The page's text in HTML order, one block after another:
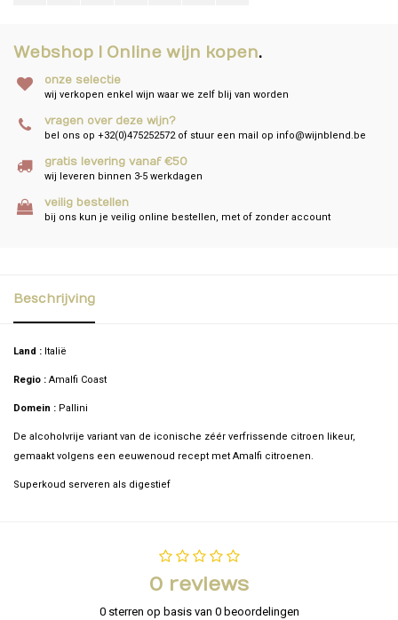
Webshop I Online wijn kopen.
onze selectie
wij verkopen enkel wijn waar we zelf blij van worden
vragen over deze wijn?
bel ons op +32(0)475252572 of stuur een mail op info@wijnblend.be
gratis levering vanaf €50
wij leveren binnen 3-5 werkdagen
veilig bestellen
bij ons kun je veilig online bestellen, met of zonder account
Beschrijving
Land : Italië
Regio : Amalfi Coast
Domein : Pallini
De alcoholvrije variant van de iconische zéér verfrissende citroen likeur,
gemaakt volgens een eeuwenoud recept met Amalfi citroenen.
Superkoud serveren als digestief
0 reviews
0 sterren op basis van 0 beoordelingen